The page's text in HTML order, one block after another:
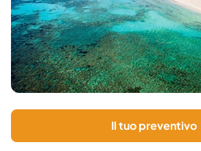
Il tuo preventivo